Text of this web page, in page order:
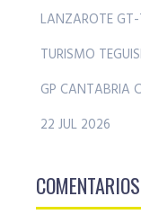
LANZAROTE
TURISMO
GP CANTABRIA
22 JUL 2026